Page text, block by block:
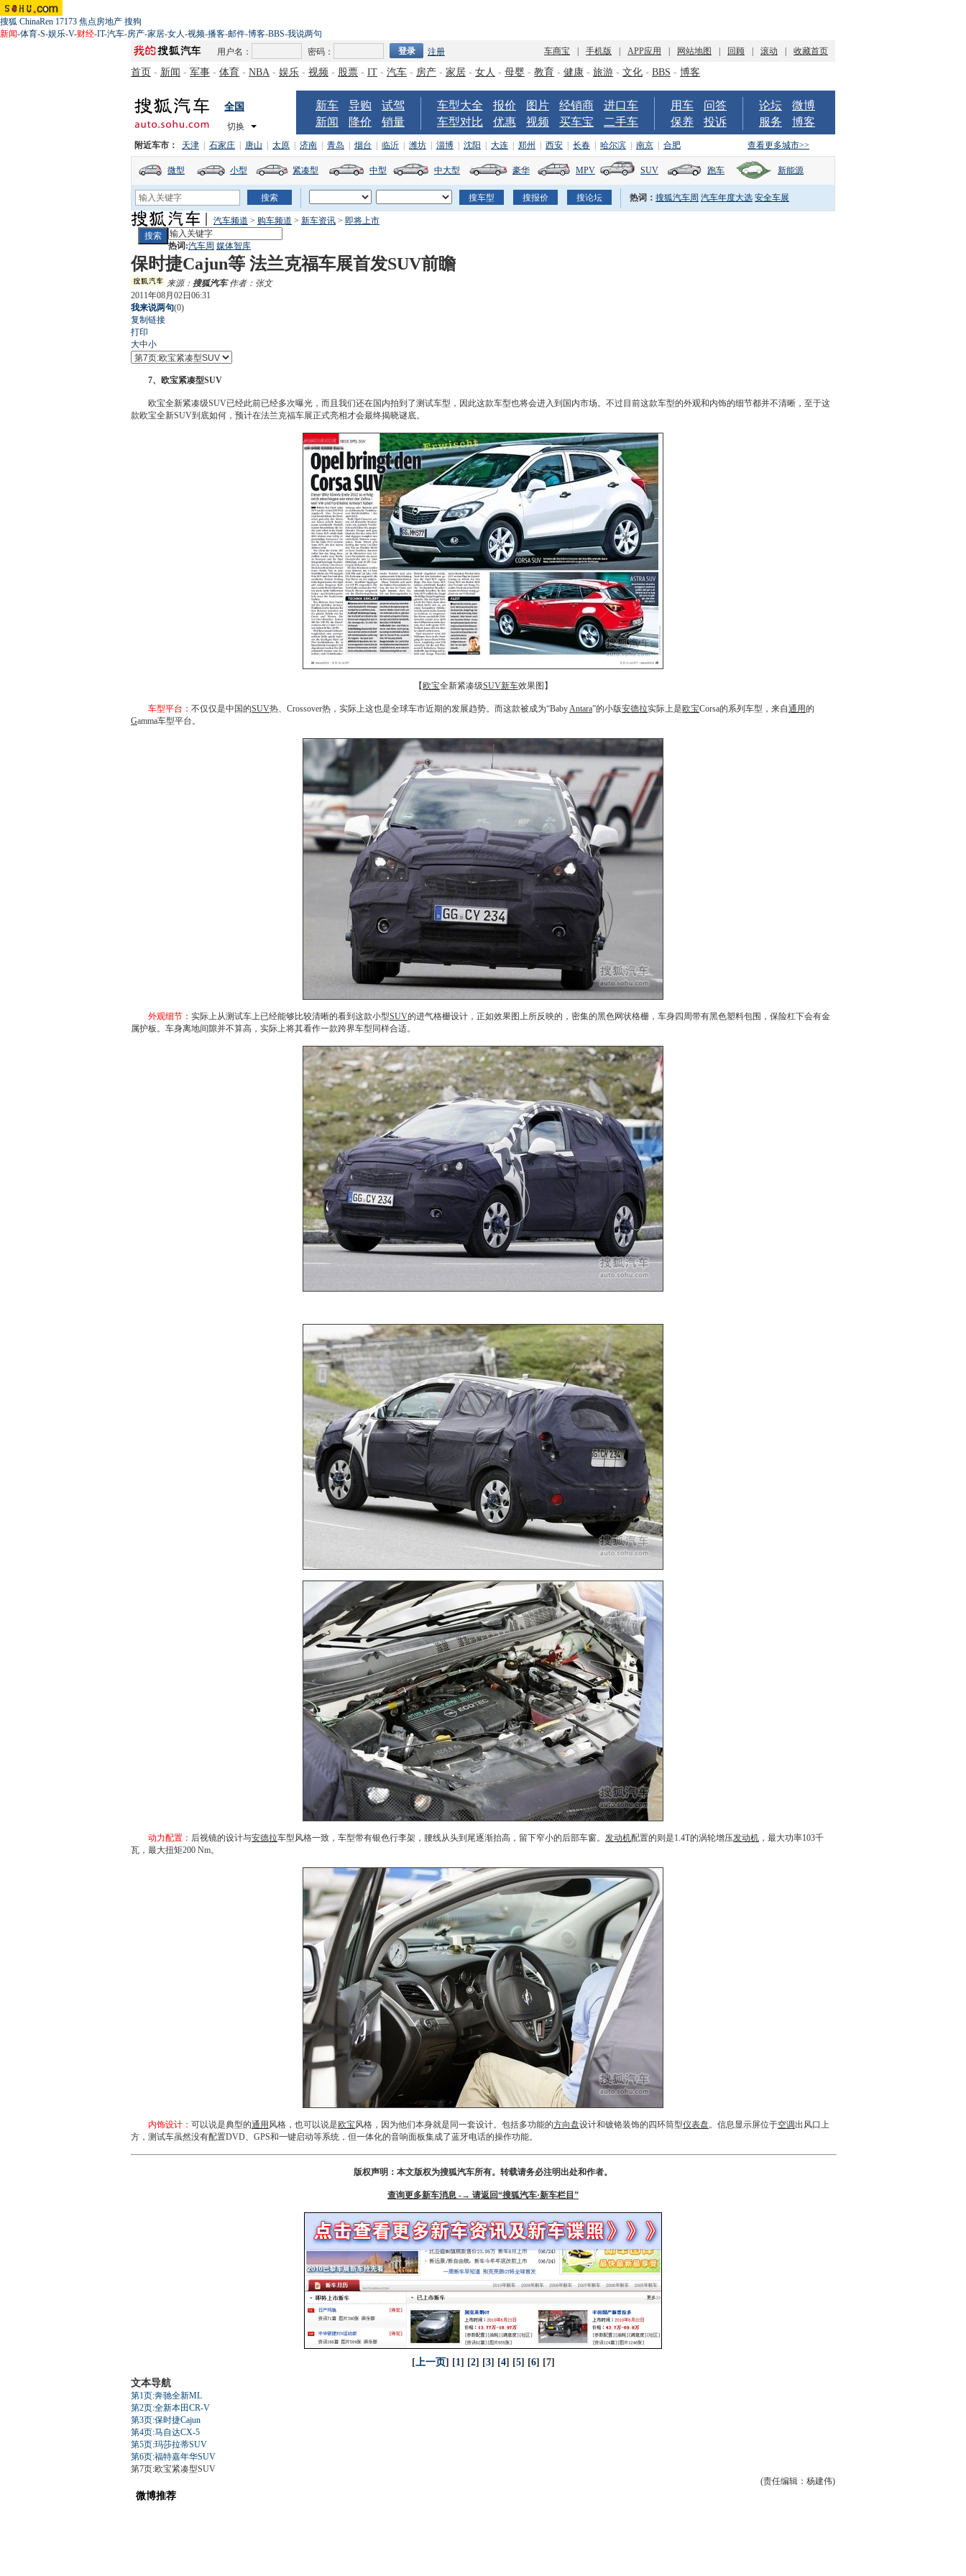
搜狐 ChinaRen 17173 焦点房地产 搜狗
新闻-体育-S-娱乐-V-财经-IT-汽车-房产-家居-女人-视频-播客-邮件-博客-BBS-我说两句
用户名：
密码： 注册 车商宝 手机版 APP应用 网站地图 回顾 滚动 收藏首页
首页 - 新闻 - 军事 - 体育 - NBA - 娱乐 - 视频 - 股票 - IT - 汽车 - 房产 - 家居 - 女人 - 母婴 - 教育 - 健康 - 旅游 - 文化 - BBS - 博客
全国
切换
新车 导购
试驾
新闻
降价 销量
车型大全 报价 图片 经销商
进口车
车型对比
优惠 视频 买车宝 二手车
用车
问答
保养
投诉
论坛
微博
服务
博客
查看更多城市>>
附近车市： 天津 石家庄 唐山 太原 济南 青岛 烟台 临沂 潍坊 淄博 沈阳 大连 郑州 西安 长春 哈尔滨 南京 合肥
微型 小型 紧凑型 中型 中大型 豪华 MPV SUV 跑车 新能源
热词： 搜狐汽车周 汽车年度大选 安全车展
汽车频道 > 购车频道 > 新车资讯 > 即将上市
热词:汽车周 媒体智库
保时捷Cajun等 法兰克福车展首发SUV前瞻
来源： 搜狐汽车作者：张文
2011年08月02日06:31
我来说两句(0)
复制链接
打印
大中小
7、 欧宝紧凑型SUV
欧宝全新紧凑级SUV已经此前已经多次曝光，而且我们还在国内拍到了测试车型，因此这款车型也将会进入到国内市场。不过目前这款车型的外观和内饰的细节都并不清晰，至于这
款欧宝全新SUV到底如何，预计在法兰克福车展正式亮相才会最终揭晓谜底。
【 欧宝全新紧凑级SUV新车效果图】
车型平台： 不仅仅是中国的SUV热、Crossover热，实际上这也是全球车市近期的发展趋势。而这款被成为“BabyAntara”的小版安德拉实际上是欧宝Corsa的系列车型，来自通用的
Gamma车型平台。
外观细节： 实际上从测试车上已经能够比较清晰的看到这款小型SUV的进气格栅设计，正如效果图上所反映的，密集的黑色网状格栅，车身四周带有黑色塑料包围，保险杠下会有金
属护板。车身离地间隙并不算高，实际上将其看作一款跨界车型同样合适。
动力配置： 后视镜的设计与安德拉车型风格一致，车型带有银色行李架，腰线从头到尾逐渐抬高，留下窄小的后部车窗。 发动机配置的则是1.4T的涡轮增压发动机 ，最大功率103千
瓦，最大扭矩200 Nm。
内饰设计： 可以说是典型的通用 风格，也可以说是欧宝风格，因为他们本身就是同一套设计。包括多功能的方向盘设计和镀铬装饰的四环筒型仪表盘。信息显示屏位于空调出风口上
方，测试车虽然没有配置DVD、 GPS和一键启动等系统，但一体化的音响面板集成了蓝牙电话的操作功能。
版权声明：本文版权为搜狐汽车所有。转载请务必注明出处和作者。
查询更多新车消息 -→ 请返回“搜狐汽车·新车栏目”
[上一页] [1] [2] [3] [4] [5] [6] [7]
文本导航
第1页:奔驰全新ML
第2页:全新本田CR-V
第3页:保时捷Cajun
第4页:马自达CX-5
第5页:玛莎拉蒂SUV
第6页:福特嘉年华SUV
第7页:欧宝紧凑型SUV
(责任编辑：杨建伟)
微博推荐